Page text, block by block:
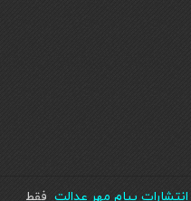
انتشارات پیام مهر عدالت فقط